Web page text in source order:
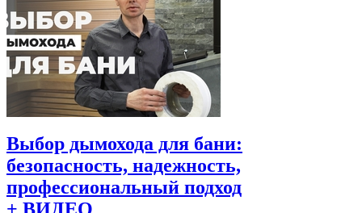
Выбор дымохода для бани:
безопасность, надежность,
профессиональный подход